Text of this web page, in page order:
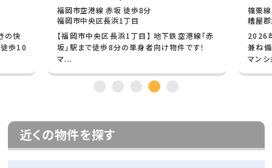
の快
徒歩10
福岡市空港線 赤坂 徒歩8分
福岡市中央区長浜1丁目
【福岡市中央区長浜1丁目】 地下鉄空港線「赤
坂」駅まで徒歩8分の単身者向け物件です！
マ...
篠栗
糟屋
2026
兼ね
マン
近くの物件を探す